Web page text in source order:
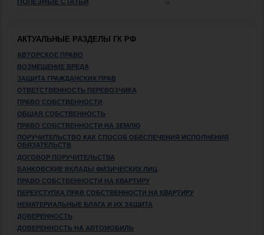
ПОЛЕЗНЫЕ СТАТЬИ
АКТУАЛЬНЫЕ РАЗДЕЛЫ ГК РФ
АВТОРСКОЕ ПРАВО
ВОЗМЕЩЕНИЕ ВРЕДА
ЗАЩИТА ГРАЖДАНСКИХ ПРАВ
ОТВЕТСТВЕННОСТЬ ПЕРЕВОЗЧИКА
ПРАВО СОБСТВЕННОСТИ
ОБЩАЯ СОБСТВЕННОСТЬ
ПРАВО СОБСТВЕННОСТИ НА ЗЕМЛЮ
ПОРУЧИТЕЛЬСТВО КАК СПОСОБ ОБЕСПЕЧЕНИЯ ИСПОЛНЕНИЯ
ОБЯЗАТЕЛЬСТВ
ДОГОВОР ПОРУЧИТЕЛЬСТВА
БАНКОВСКИЕ ВКЛАДЫ ФИЗИЧЕСКИХ ЛИЦ
ПРАВО СОБСТВЕННОСТИ НА КВАРТИРУ
ПЕРЕУСТУПКА ПРАВ СОБСТВЕННОСТИ НА КВАРТИРУ
НЕМАТЕРИАЛЬНЫЕ БЛАГА И ИХ ЗАЩИТА
ДОВЕРЕННОСТЬ
ДОВЕРЕННОСТЬ НА АВТОМОБИЛЬ